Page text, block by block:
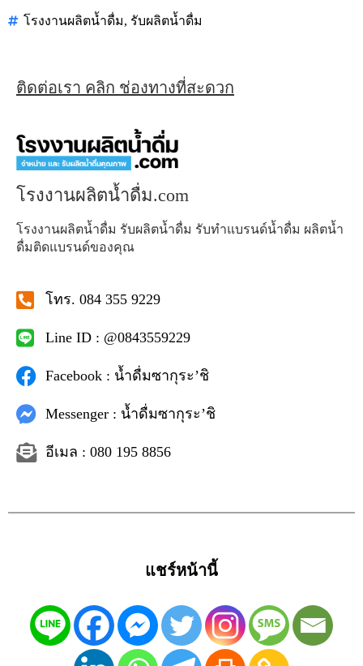
โรงงานผลิตน้ำดื่ม, รับผลิตน้ำดื่ม
ติดต่อเรา คลิก ช่องทางที่สะดวก
โรงงานผลิตน้ำดื่ม.com
โรงงานผลิตน้ำดื่ม รับผลิตน้ำดื่ม รับทำแบรนด์น้ำดื่ม ผลิตน้ำ
ดื่มติดแบรนด์ของคุณ
โทร. 084 355 9229
Line ID : @0843559229
Facebook : น้ำดื่มซากุระ’ชิ
Messenger : น้ำดื่มซากุระ’ชิ
อีเมล : 080 195 8856
แชร์หน้านี้